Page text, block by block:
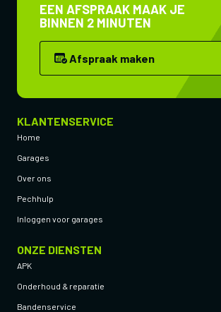
EEN AFSPRAAK MAAK JE
BINNEN 2 MINUTEN
Afspraak maken
KLANTENSERVICE
Home
Garages
Over ons
Pechhulp
Inloggen voor garages
ONZE DIENSTEN
APK
Onderhoud & reparatie
Bandenservice